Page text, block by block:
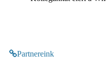
Partnereink